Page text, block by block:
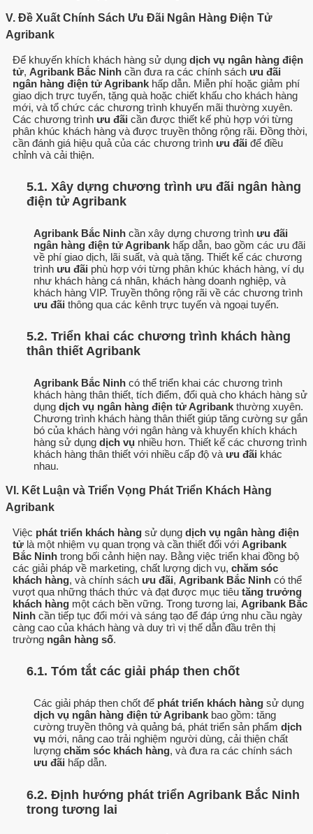
V. Đề Xuất Chính Sách Ưu Đãi Ngân Hàng Điện Tử
Agribank
Để khuyến khích khách hàng sử dụng dịch vụ ngân hàng điện
tử, Agribank Bắc Ninh cần đưa ra các chính sách ưu đãi
ngân hàng điện tử Agribank hấp dẫn. Miễn phí hoặc giảm phí
giao dịch trực tuyến, tặng quà hoặc chiết khấu cho khách hàng
mới, và tổ chức các chương trình khuyến mãi thường xuyên.
Các chương trình ưu đãi cần được thiết kế phù hợp với từng
phân khúc khách hàng và được truyền thông rộng rãi. Đồng thời,
cần đánh giá hiệu quả của các chương trình ưu đãi để điều
chỉnh và cải thiện.
5.1. Xây dựng chương trình ưu đãi ngân hàng
điện tử Agribank
Agribank Bắc Ninh cần xây dựng chương trình ưu đãi
ngân hàng điện tử Agribank hấp dẫn, bao gồm các ưu đãi
về phí giao dịch, lãi suất, và quà tặng. Thiết kế các chương
trình ưu đãi phù hợp với từng phân khúc khách hàng, ví dụ
như khách hàng cá nhân, khách hàng doanh nghiệp, và
khách hàng VIP. Truyền thông rộng rãi về các chương trình
ưu đãi thông qua các kênh trực tuyến và ngoại tuyến.
5.2. Triển khai các chương trình khách hàng
thân thiết Agribank
Agribank Bắc Ninh có thể triển khai các chương trình
khách hàng thân thiết, tích điểm, đổi quà cho khách hàng sử
dụng dịch vụ ngân hàng điện tử Agribank thường xuyên.
Chương trình khách hàng thân thiết giúp tăng cường sự gắn
bó của khách hàng với ngân hàng và khuyến khích khách
hàng sử dụng dịch vụ nhiều hơn. Thiết kế các chương trình
khách hàng thân thiết với nhiều cấp độ và ưu đãi khác
nhau.
VI. Kết Luận và Triển Vọng Phát Triển Khách Hàng
Agribank
Việc phát triển khách hàng sử dụng dịch vụ ngân hàng điện
tử là một nhiệm vụ quan trọng và cần thiết đối với Agribank
Bắc Ninh trong bối cảnh hiện nay. Bằng việc triển khai đồng bộ
các giải pháp về marketing, chất lượng dịch vụ, chăm sóc
khách hàng, và chính sách ưu đãi, Agribank Bắc Ninh có thể
vượt qua những thách thức và đạt được mục tiêu tăng trưởng
khách hàng một cách bền vững. Trong tương lai, Agribank Bắc
Ninh cần tiếp tục đổi mới và sáng tạo để đáp ứng nhu cầu ngày
càng cao của khách hàng và duy trì vị thế dẫn đầu trên thị
trường ngân hàng số.
6.1. Tóm tắt các giải pháp then chốt
Các giải pháp then chốt để phát triển khách hàng sử dụng
dịch vụ ngân hàng điện tử Agribank bao gồm: tăng
cường truyền thông và quảng bá, phát triển sản phẩm dịch
vụ mới, nâng cao trải nghiệm người dùng, cải thiện chất
lượng chăm sóc khách hàng, và đưa ra các chính sách
ưu đãi hấp dẫn.
6.2. Định hướng phát triển Agribank Bắc Ninh
trong tương lai